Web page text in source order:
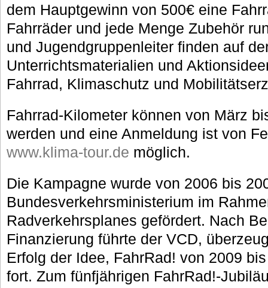
dem Hauptgewinn von 500€ eine
Fahrräder und jede Menge Zubehör
und Jugendgruppenleiter finden auf
Unterrichtsmaterialien und
Fahrrad, Klimaschutz und
Fahrrad-Kilometer können von März
werden und eine Anmeldung ist von
www.klima-tour.de möglich.
Die Kampagne wurde von 2006 bis
Bundesverkehrsministerium im
Radverkehrsplanes gefördert. Nach
Finanzierung führte der VCD,
Erfolg der Idee, FahrRad! von 2009
fort. Zum fünfjährigen FahrRad!-